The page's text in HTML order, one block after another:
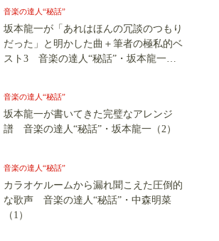
音楽の達人“秘話”
坂本龍一が「あれはほんの冗談のつもり
だった」と明かした曲＋筆者の極私的ベ
スト3 音楽の達人“秘話”・坂本龍一（4
音楽の達人“秘話”
坂本龍一が書いてきた完璧なアレンジ
譜 音楽の達人“秘話”・坂本龍一（2）
音楽の達人“秘話”
カラオケルームから漏れ聞こえた圧倒的
な歌声 音楽の達人“秘話”・中森明菜
（1）